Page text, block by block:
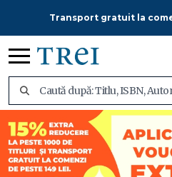
Transport gratuit la